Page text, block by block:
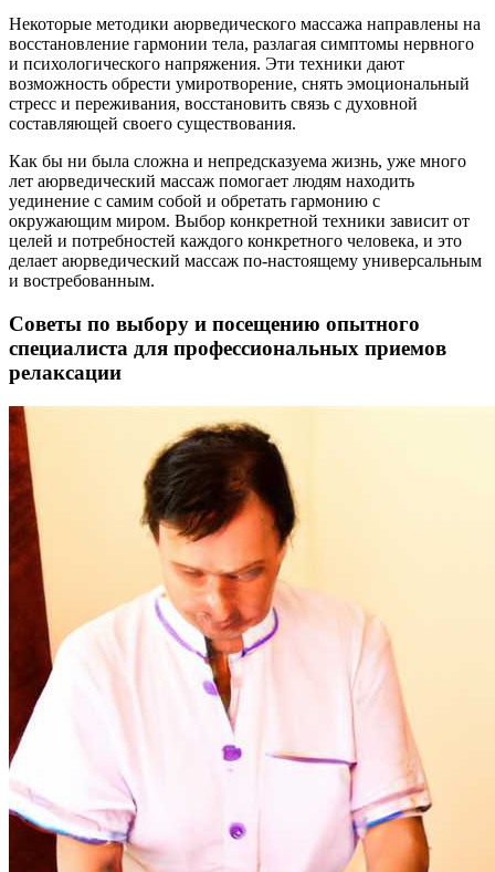
Некоторые методики аюрведического массажа направлены на
восстановление гармонии тела, разлагая симптомы нервного
и психологического напряжения. Эти техники дают
возможность обрести умиротворение, снять эмоциональный
стресс и переживания, восстановить связь с духовной
составляющей своего существования.
Как бы ни была сложна и непредсказуема жизнь, уже много
лет аюрведический массаж помогает людям находить
уединение с самим собой и обретать гармонию с
окружающим миром. Выбор конкретной техники зависит от
целей и потребностей каждого конкретного человека, и это
делает аюрведический массаж по-настоящему универсальным
и востребованным.
Советы по выбору и посещению опытного
специалиста для профессиональных приемов
релаксации